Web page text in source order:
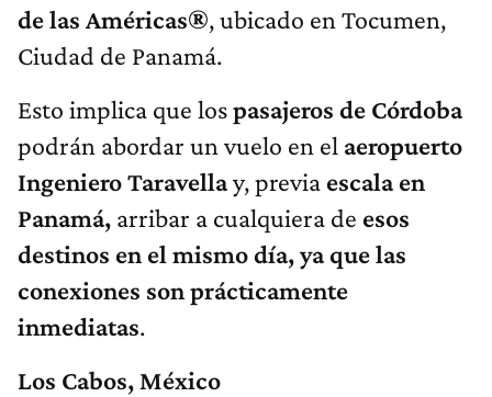
de las Américas®, ubicado en Tocumen,
Ciudad de Panamá.
Esto implica que lospasajeros de Córdoba
podrán abordar un vuelo en el aeropuerto
Ingeniero Taravellay, previa escala en
Panamá, arribar a cualquiera de esos
destinos en el mismo día, ya que las
conexiones son prácticamente
inmediatas.
Los Cabos, México